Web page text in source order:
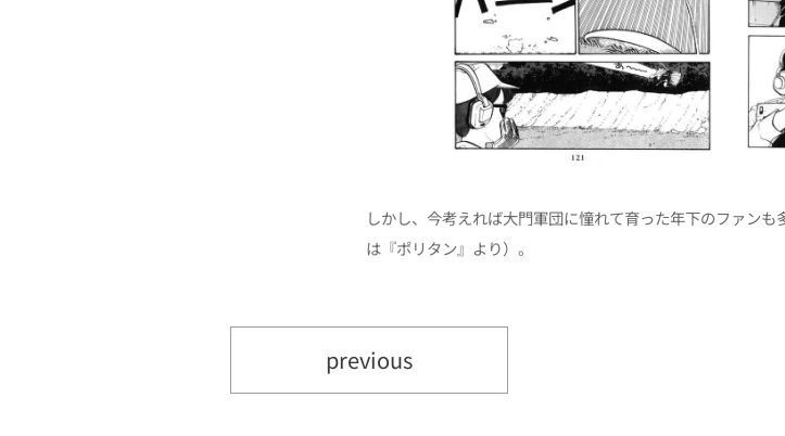
しかし、今考えれば大門軍団に憧れて育った年下のファン
は『ポリタン』より）。
previous